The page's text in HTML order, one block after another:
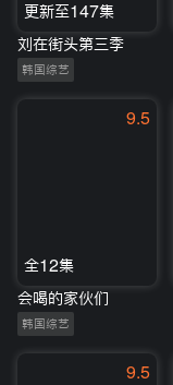
更新至147集
刘在街头第三季
韩国综艺
9.5
全12集
会喝的家伙们
韩国综艺
9.5